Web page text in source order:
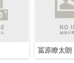
冨原瞭太朗